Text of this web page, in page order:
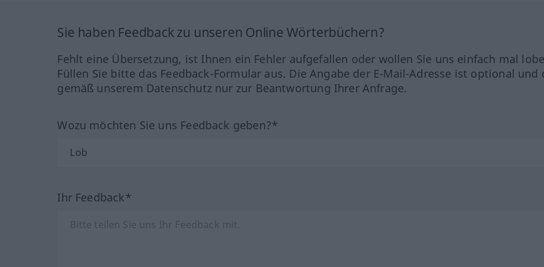
Sie haben Feedback zu unseren Online Wörterbüchern?
Fehlt eine Übersetzung, ist Ihnen ein Fehler aufgefallen oder wollen Sie uns einfach mal
Füllen Sie bitte das Feedback-Formular aus. Die Angabe der E-Mail-Adresse ist optional und
gemäß unserem Datenschutz nur zur Beantwortung Ihrer Anfrage.
Wozu möchten Sie uns Feedback geben?*
Ihr Feedback*